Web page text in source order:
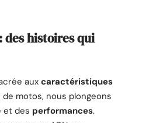
des histoires qui
aux caractéristiques
motos, nous plongeons
et des performances.